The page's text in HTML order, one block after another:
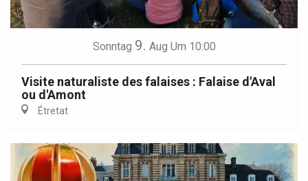
Sonntag 9. Aug Um 10:00
Visite naturaliste des falaises : Falaise d'Aval
ou d'Amont
Étretat